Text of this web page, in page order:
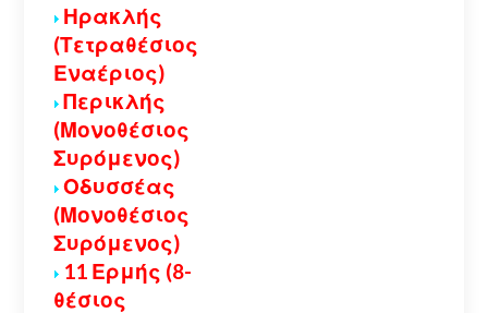
Ηρακλής
(Τετραθέσιος
Εναέριος)
Περικλής
(Μονοθέσιος
Συρόμενος)
Οδυσσέας
(Μονοθέσιος
Συρόμενος)
11 Ερμής (8-
θέσιος